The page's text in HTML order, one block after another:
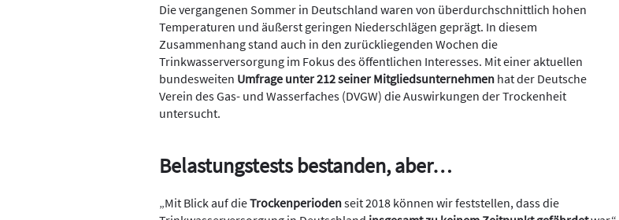
Die vergangenen Sommer in Deutschland waren von überdurchschnittlich hohen
Temperaturen und äußerst geringen Niederschlägen geprägt. In diesem
Zusammenhang stand auch in den zurückliegenden Wochen die
Trinkwasserversorgung im Fokus des öffentlichen Interesses. Mit einer aktuellen
bundesweiten Umfrage unter 212 seiner Mitgliedsunternehmen hat der Deutsche
Verein des Gas- und Wasserfaches (DVGW) die Auswirkungen der Trockenheit
untersucht.
Belastungstests bestanden, aber…
„Mit Blick auf dieTrockenperiodenseit 2018 können wir feststellen, dass die